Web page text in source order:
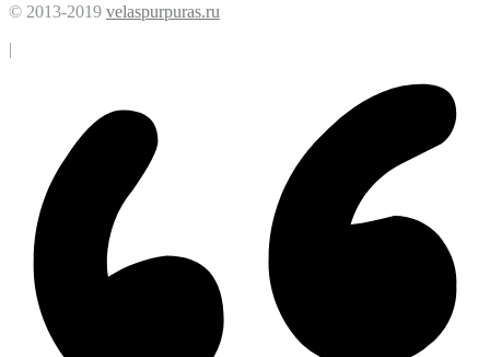
© 2013-2019 velaspurpuras.ru
|